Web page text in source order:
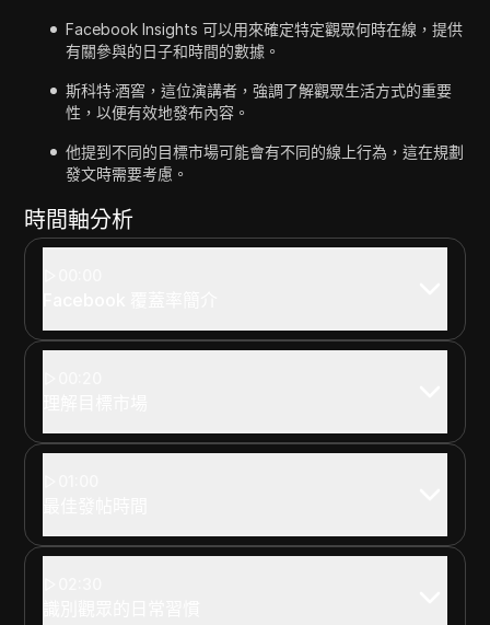
Facebook Insights 可以用來確定特定觀眾何時在線，提供
有關參與的日子和時間的數據。
斯科特·酒窖，這位演講者，強調了解觀眾生活方式的重要
性，以便有效地發布內容。
他提到不同的目標市場可能會有不同的線上行為，這在規劃
發文時需要考慮。
時間軸分析